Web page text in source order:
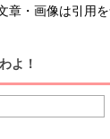
章・画像は引用を
よ！